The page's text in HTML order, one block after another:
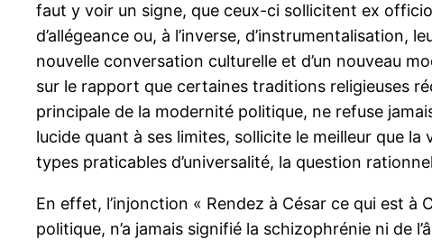
faut y voir un signe, que ceux-ci sollicitent ex
d’allégeance ou, à l’inverse,
nouvelle conversation culturelle et d’un nouveau
sur le rapport que certaines traditions religieuses
principale de la modernité politique, ne refuse
lucide quant à ses limites, sollicite le meilleur que
types praticables d’universalité, la question
En effet, l’injonction « Rendez à César ce qui est à
politique, n’a jamais signifié la schizophrénie ni de